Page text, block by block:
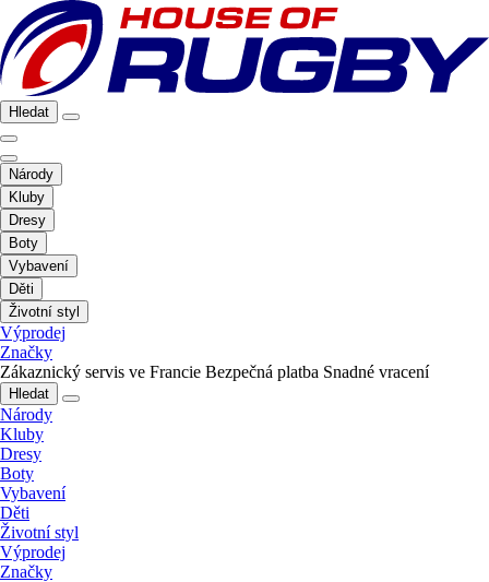
Hledat
Národy
Kluby
Dresy
Boty
Vybavení
Děti
Životní styl
Výprodej
Značky
Zákaznický servis ve Francie Bezpečná platba Snadné vracení
Hledat
Národy
Kluby
Dresy
Boty
Vybavení
Děti
Životní styl
Výprodej
Značky